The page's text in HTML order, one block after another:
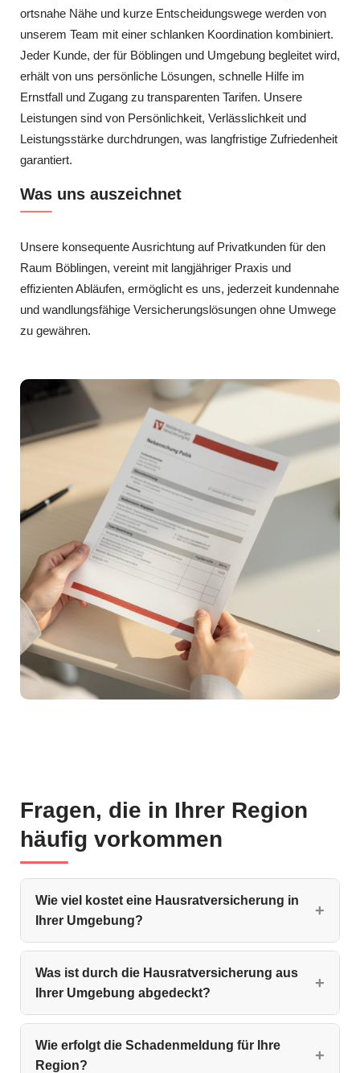
ortsnahe Nähe und kurze Entscheidungswege werden von
unserem Team mit einer schlanken Koordination kombiniert.
Jeder Kunde, der für Böblingen und Umgebung begleitet wird,
erhält von uns persönliche Lösungen, schnelle Hilfe im
Ernstfall und Zugang zu transparenten Tarifen. Unsere
Leistungen sind von Persönlichkeit, Verlässlichkeit und
Leistungsstärke durchdrungen, was langfristige Zufriedenheit
garantiert.
Was uns auszeichnet
Unsere konsequente Ausrichtung auf Privatkunden für den
Raum Böblingen, vereint mit langjähriger Praxis und
effizienten Abläufen, ermöglicht es uns, jederzeit kundennahe
und wandlungsfähige Versicherungslösungen ohne Umwege
zu gewähren.
Fragen, die in Ihrer Region
häufig vorkommen
Wie viel kostet eine Hausratversicherung in
Ihrer Umgebung?
Was ist durch die Hausratversicherung aus
Ihrer Umgebung abgedeckt?
Wie erfolgt die Schadenmeldung für Ihre
Region?